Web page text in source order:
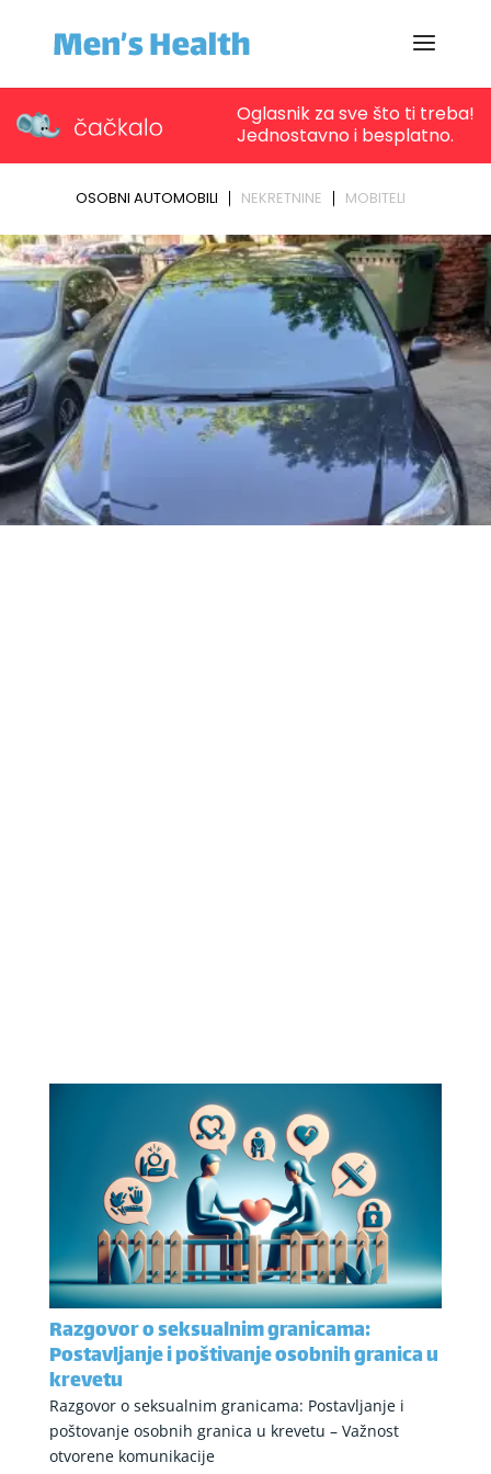
Razgovor o seksualnim granicama:
Postavljanje i poštivanje osobnih granica u
krevetu
Razgovor o seksualnim granicama: Postavljanje i
poštovanje osobnih granica u krevetu – Važnost
otvorene komunikacije